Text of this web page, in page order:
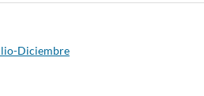
Diciembre